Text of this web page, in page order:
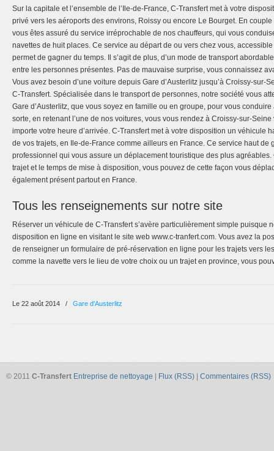
Sur la capitale et l’ensemble de l’Ile-de-France, C-Transfert met à votre
privé vers les aéroports des environs, Roissy ou encore Le Bourget. En
vous êtes assuré du service irréprochable de nos chauffeurs, qui vous
navettes de huit places. Ce service au départ de ou vers chez vous,
permet de gagner du temps. Il s’agit de plus, d’un mode de transport
entre les personnes présentes. Pas de mauvaise surprise, vous connaissez
Vous avez besoin d’une voiture depuis Gare d’Austerlitz jusqu’à Croissy-sur-
C-Transfert. Spécialisée dans le transport de personnes, notre société vous
Gare d’Austerlitz, que vous soyez en famille ou en groupe, pour vous
sorte, en retenant l’une de nos voitures, vous vous rendez à Croissy-sur-
importe votre heure d’arrivée. C-Transfert met à votre disposition un véhicule
de vos trajets, en Ile-de-France comme ailleurs en France. Ce service haut de
professionnel qui vous assure un déplacement touristique des plus
trajet et le temps de mise à disposition, vous pouvez de cette façon vous
également présent partout en France.
Tous les renseignements sur notre site
Réserver un véhicule de C-Transfert s’avère particulièrement simple puisque
disposition en ligne en visitant le site web www.c-tranfert.com. Vous avez la
de renseigner un formulaire de pré-réservation en ligne pour les trajets vers
comme la navette vers le lieu de votre choix ou un trajet en province, vous
Le 22 août 2014 / Gare d'Austerlitz
© 2011 C-Transfert Entreprise de nettoyage Flux (RSS) Commentaires (RSS)